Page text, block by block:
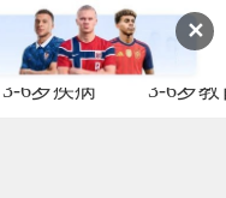
✕
3-6岁疾病 3-6岁教